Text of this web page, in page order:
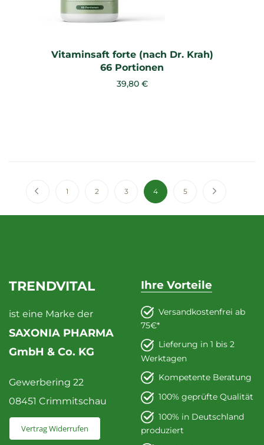
Vitaminsaft forte (nach Dr. Krah)
66 Portionen
39,80 €
ZurückSeite
1 Seite
2 Seite
3 Sie lesen gerade die Seite
4 Seite
5
TRENDVITAL
ist eine Marke der
SAXONIA PHARMA
GmbH & Co. KG
Gewerbering 22
08451 Crimmitschau
Vertrag Widerrufen
Ihre Vorteile
Versandkostenfrei ab
75€*
Lieferung in 1 bis 2
Werktagen
Kompetente Beratung
100% geprüfte Qualität
100% in Deutschland
produziert